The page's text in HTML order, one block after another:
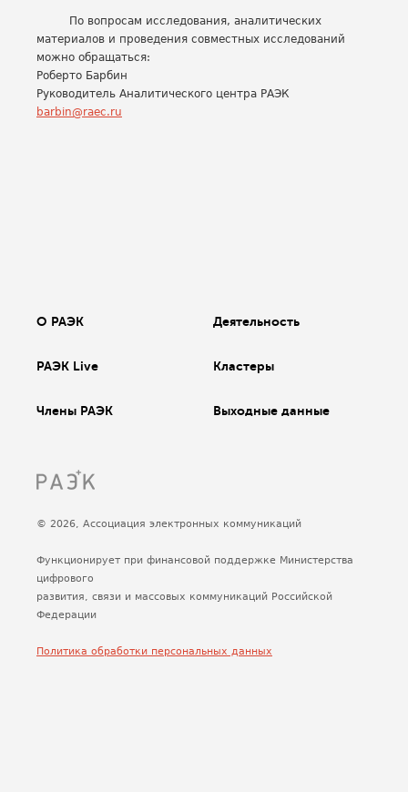
По вопросам исследования, аналитических
материалов и проведения совместных исследований
можно обращаться:
Роберто Барбин
Руководитель Аналитического центра РАЭК
barbin@raec.ru
О РАЭК Деятельность
РАЭК Live Кластеры
Члены РАЭК Выходные данные
© 2026, Ассоциация электронных коммуникаций
Функционирует при финансовой поддержке Министерства
цифрового
развития, связи и массовых коммуникаций Российской
Федерации
Политика обработки персональных данных